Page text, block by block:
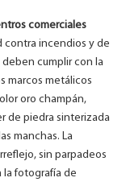
comerciales
contra incendios y de
cumplir con la
marcos metálicos
oro champán,
de piedra sinterizada
manchas. La
sin parpadeos
la fotografía de